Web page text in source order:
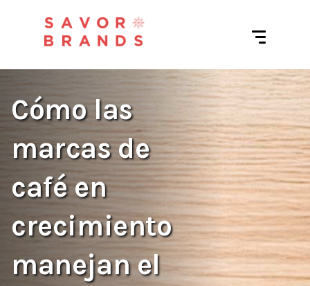
Cómo las
marcas de
café en
crecimiento
manejan el